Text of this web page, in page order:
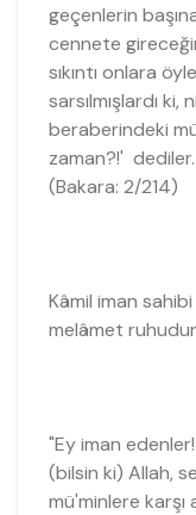
geçenlerin
cennete
sıkıntı onlara
sarsılmışlardı
beraberindeki
zaman?!' dediler.
(Bakara: 2/214)
Kâmil iman
melâmet
"Ey iman
(bilsin ki) Allah,
mü'minlere